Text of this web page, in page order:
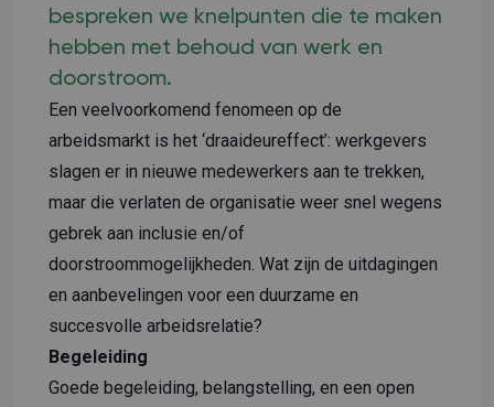
bespreken we knelpunten die te maken
hebben met behoud van werk en
doorstroom.
Een veelvoorkomend fenomeen op de
arbeidsmarkt is het ‘draaideureffect’: werkgevers
slagen er in nieuwe medewerkers aan te trekken,
maar die verlaten de organisatie weer snel wegens
gebrek aan inclusie en/of
doorstroommogelijkheden. Wat zijn de uitdagingen
en aanbevelingen voor een duurzame en
succesvolle arbeidsrelatie?
Begeleiding
Goede begeleiding, belangstelling, en een open